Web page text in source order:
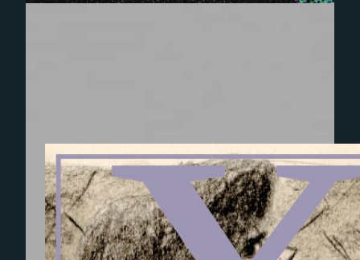
Experience
certaines
fonctionnalités
disparaîtront
du site Web.